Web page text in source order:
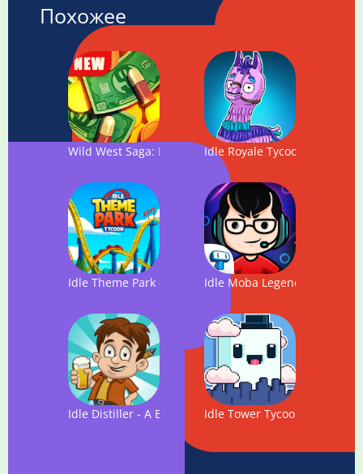
Похожее
Wild West Saga: Idle Tycoon, Tap Incremental Game
Idle Royale Tycoon -
Idle Theme Park - Tycoon GameIdle Moba Legends - eSports
Idle Distiller - A Business Tycoon Game
Idle Tower Tycoon